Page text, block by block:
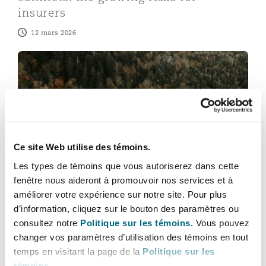
Ce site Web utilise des témoins.
Les types de témoins que vous autoriserez dans cette
fenêtre nous aideront à promouvoir nos services et à
améliorer votre expérience sur notre site. Pour plus
d’information, cliquez sur le bouton des paramètres ou
consultez notre Politique sur les témoins. Vous pouvez
changer vos paramètres d’utilisation des témoins en tout
temps en visitant la page de la Politique sur les
insurers
12 mars 2026
North American legal doctrines: Creativity and
North American legal doctrines:
Creativity and collusion